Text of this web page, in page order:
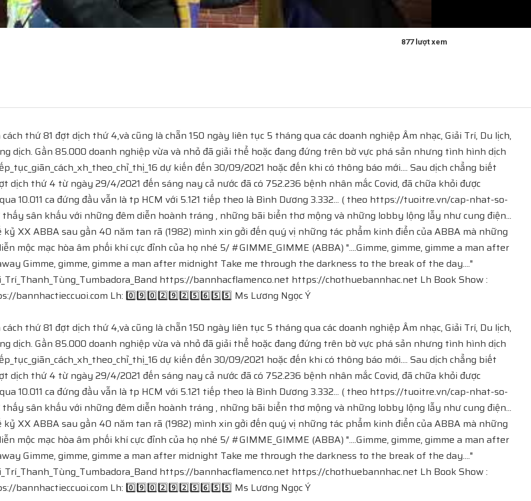
877 lượt xem
thứ 81 đợt dịch thứ 4,và cũng là chẵn 150 ngày liên tục 5 tháng qua các doanh nghiệp Âm nhạc, Giải Trí, Du lịch,
dịch. Gần 85.000 doanh nghiệp vừa và nhỏ đã giải thể hoặc đang đứng trên bờ vực phá sản nhưng tình hình dịch
dự kiến đến 30/09/2021 hoặc đến khi có thông báo mới.... Sau dịch chẳng biết
dịch thứ 4 từ ngày 29/4/2021 đến sáng nay cả nước đã có 752.236 bệnh nhân mắc Covid, đã chữa khỏi được
10.011 ca đứng đầu vẫn là tp HCM với 5.121 tiếp theo là Bình Dương 3.332... ( theo https://tuoitre.vn/cap-nhat-so-
sân khấu với những đêm diễn hoành tráng , những bãi biển thơ mộng và những lobby lộng lẫy như cung điện...
XX ABBA sau gần 40 năm tan rã (1982) mình xin gởi đến quý vị những tác phẩm kinh điển của ABBA mà những
mộc mạc hòa âm phối khí cực đỉnh của họ nhé 5/ #GIMME_GIMME (ABBA) "....Gimme, gimme, gimme a man after
Gimme, gimme, gimme a man after midnight Take me through the darkness to the break of the day...."
https://bannhacflamenco.net​​​​ https://chothuebannhac.net​​​​ Lh Book Show :
bannhactieccuoi.com​​​​ Lh: 0️⃣9️⃣0️⃣2️⃣9️⃣2️⃣5️⃣6️⃣5️⃣5️⃣ Ms Lương Ngọc Ý
thứ 81 đợt dịch thứ 4,và cũng là chẵn 150 ngày liên tục 5 tháng qua các doanh nghiệp Âm nhạc, Giải Trí, Du lịch,
dịch. Gần 85.000 doanh nghiệp vừa và nhỏ đã giải thể hoặc đang đứng trên bờ vực phá sản nhưng tình hình dịch
dự kiến đến 30/09/2021 hoặc đến khi có thông báo mới.... Sau dịch chẳng biết
dịch thứ 4 từ ngày 29/4/2021 đến sáng nay cả nước đã có 752.236 bệnh nhân mắc Covid, đã chữa khỏi được
10.011 ca đứng đầu vẫn là tp HCM với 5.121 tiếp theo là Bình Dương 3.332... ( theo https://tuoitre.vn/cap-nhat-so-
sân khấu với những đêm diễn hoành tráng , những bãi biển thơ mộng và những lobby lộng lẫy như cung điện...
XX ABBA sau gần 40 năm tan rã (1982) mình xin gởi đến quý vị những tác phẩm kinh điển của ABBA mà những
mộc mạc hòa âm phối khí cực đỉnh của họ nhé 5/ #GIMME_GIMME (ABBA) "....Gimme, gimme, gimme a man after
Gimme, gimme, gimme a man after midnight Take me through the darkness to the break of the day...."
https://bannhacflamenco.net​​​​ https://chothuebannhac.net​​​​ Lh Book Show :
bannhactieccuoi.com​​​​ Lh: 0️⃣9️⃣0️⃣2️⃣9️⃣2️⃣5️⃣6️⃣5️⃣5️⃣ Ms Lương Ngọc Ý